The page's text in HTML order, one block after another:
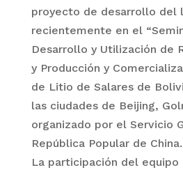
proyecto de desarrollo del
recientemente en el
Desarrollo y Utilización de
y Producción y
de Litio de Salares de
las ciudades de Beijing,
organizado por el Servicio
República Popular de China.
La participación del